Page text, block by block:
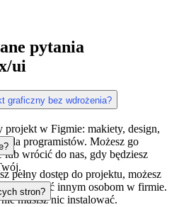
pytania
ui
graficzny bez wdrożenia?
w Figmie: makiety, design,
dla programistów. Możesz go
lub wrócić do nas, gdy będziesz
pełny dostęp do projektu, możesz
innym osobom w firmie.
musisz nic instalować.
stron?